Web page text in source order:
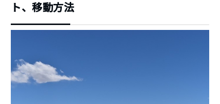
ト、移動方法